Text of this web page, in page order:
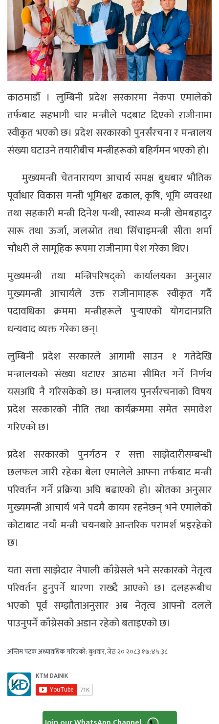
काठमाडौँ । लुम्बिनी प्रदेश सरकारमा नेकपा एमालेको
तर्फबाट सहभागी चार मन्त्रीले पदबाट दिएको राजीनामा
स्वीकृत भएको छ। प्रदेश सरकारको पुनर्संरचना र मन्त्रालय
संख्या घटाउने तयारीबीच मन्त्रीहरूको बहिर्गमन भएको हो।
मुख्यमन्त्री चेतनारायण आचार्य समक्ष बुधबार भौतिक
पूर्वाधार विकास मन्त्री भूमिश्वर ढकाल, कृषि, भूमि व्यवस्था
तथा सहकारी मन्त्री दिनेश पन्थी, स्वास्थ्य मन्त्री खेमबहादुर
सारू तथा ऊर्जा, जलस्रोत तथा सिँचाइमन्त्री सीता शर्मा
चौधरी ले सामूहिक रूपमा राजीनामा पेश गरेका थिए।
मुख्यमन्त्री तथा मन्त्रिपरिषद्को कार्यालयका अनुसार
मुख्यमन्त्री आचार्यले उक्त राजीनामाहरू स्वीकृत गर्दै
पदावधिका क्रममा मन्त्रीहरूले पुर्‍याएको योगदानप्रति
धन्यवाद व्यक्त गरेका छन्।
लुम्बिनी प्रदेश सरकारले आगामी साउन १ गतेदेखि
मन्त्रालयको संख्या घटाएर आठमा सीमित गर्ने निर्णय
यसअघि नै गरिसकेको छ। मन्त्रालय पुनर्संरचनाको विषय
प्रदेश सरकारको नीति तथा कार्यक्रममा समेत समावेश
गरिएको छ।
प्रदेश सरकारको पुनर्गठन र सत्ता साझेदारीसम्बन्धी
छलफल जारी रहेका बेला एमालेले आफ्ना तर्फबाट मन्त्री
परिवर्तन गर्ने प्रक्रिया अघि बढाएको हो। स्रोतका अनुसार
मुख्यमन्त्री आचार्य भने पदमै कायम रहनेछन् भने एमालेको
कोटाबाट नयाँ मन्त्री चयनबारे आन्तरिक परामर्श भइरहेको
छ।
यता सत्ता साझेदार नेपाली काँग्रेसले भने सरकारको नेतृत्व
परिवर्तन हुनुपर्ने धारणा राख्दै आएको छ। दलहरूबीच
भएको पूर्व सम्झौताअनुसार अब नेतृत्व आफ्नो दलले
पाउनुपर्ने काँग्रेसको अडान रहेको बताइएको छ।
अन्तिम पटक अध्यावधिक गरिएको:बुधवार, जेठ २० २०८३ १७:४५:३८